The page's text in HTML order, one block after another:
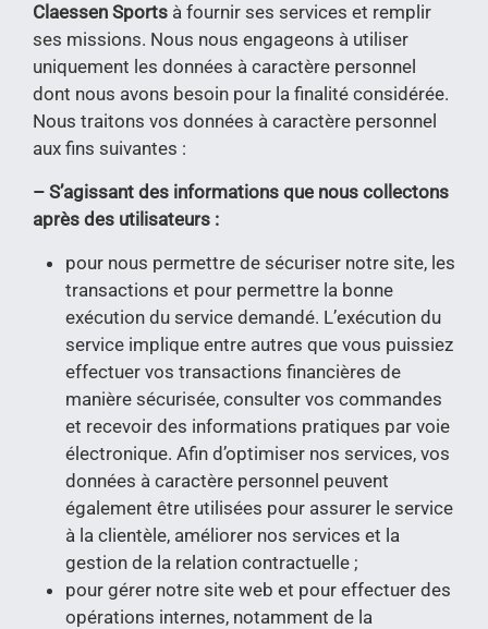
Claessen Sports à fournir ses services et remplir
ses missions. Nous nous engageons à utiliser
uniquement les données à caractère personnel
dont nous avons besoin pour la finalité considérée.
Nous traitons vos données à caractère personnel
aux fins suivantes :
– S’agissant des informations que nous collectons
après des utilisateurs :
pour nous permettre de sécuriser notre site, les
transactions et pour permettre la bonne
exécution du service demandé. L’exécution du
service implique entre autres que vous puissiez
effectuer vos transactions financières de
manière sécurisée, consulter vos commandes
et recevoir des informations pratiques par voie
électronique. Afin d’optimiser nos services, vos
données à caractère personnel peuvent
également être utilisées pour assurer le service
à la clientèle, améliorer nos services et la
gestion de la relation contractuelle ;
pour gérer notre site web et pour effectuer des
opérations internes, notamment de la